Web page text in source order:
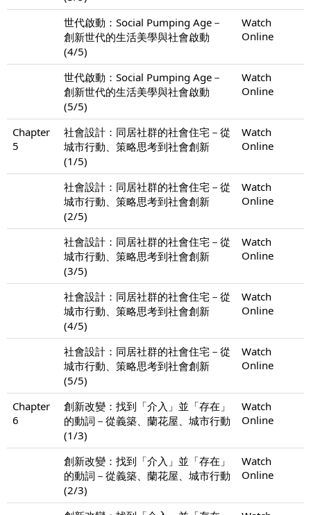
世代啟動：Social Pumping Age－
創新世代的生活美學與社會啟動
(4/5)
Watch
Online
世代啟動：Social Pumping Age－
創新世代的生活美學與社會啟動
(5/5)
Watch
Online
Chapter
5
社會設計：同居社群的社會住宅－從
城市行動、策略思考到社會創新
(1/5)
Watch
Online
社會設計：同居社群的社會住宅－從
城市行動、策略思考到社會創新
(2/5)
Watch
Online
社會設計：同居社群的社會住宅－從
城市行動、策略思考到社會創新
(3/5)
Watch
Online
社會設計：同居社群的社會住宅－從
城市行動、策略思考到社會創新
(4/5)
Watch
Online
社會設計：同居社群的社會住宅－從
城市行動、策略思考到社會創新
(5/5)
Watch
Online
Chapter
6
創新改變：找到「介入」並「存在」
的動詞－從義築、蘭花屋、城市行動
(1/3)
Watch
Online
創新改變：找到「介入」並「存在」
的動詞－從義築、蘭花屋、城市行動
(2/3)
Watch
Online